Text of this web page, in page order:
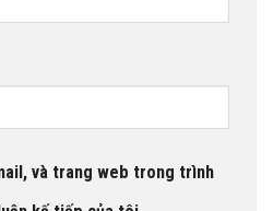
và trang web trong trình